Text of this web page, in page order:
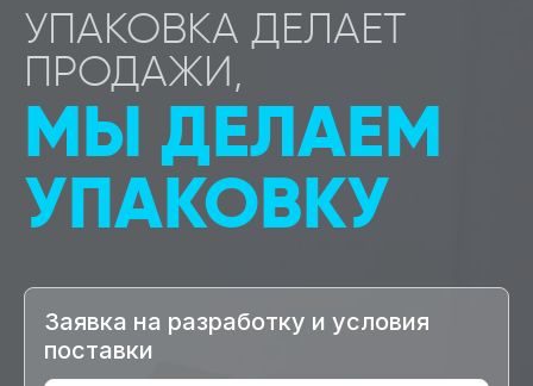
УПАКОВКА ДЕЛАЕТ
ПРОДАЖИ,
МЫ ДЕЛАЕМ
УПАКОВКУ
Заявка на разработку и условия
поставки